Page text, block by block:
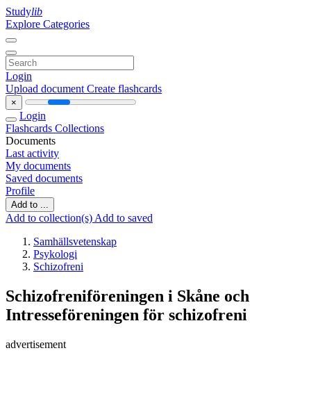
Studylib
Explore Categories
Login
Upload document Create flashcards
×
Login
Flashcards Collections
Documents
Last activity
My documents
Saved documents
Profile
Add to ...
Add to collection(s) Add to saved
Samhällsvetenskap
Psykologi
Schizofreni
Schizofreniföreningen i Skåne och
Intresseföreningen för schizofreni
advertisement